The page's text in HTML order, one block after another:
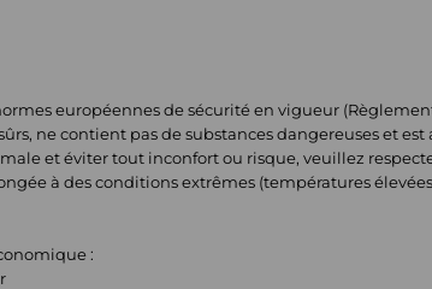
européennes de sécurité en vigueur
ne contient pas de substances dangereuses et
et éviter tout inconfort ou risque, veuillez
à des conditions extrêmes (températures
: